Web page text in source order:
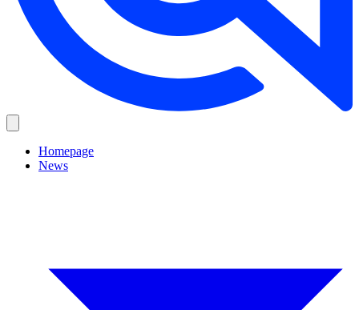
Homepage
News